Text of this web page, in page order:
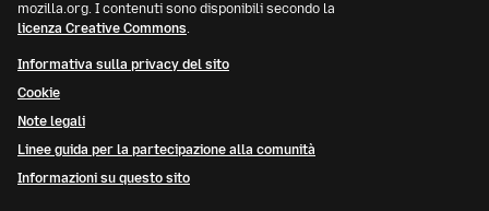
mozilla.org. I contenuti sono disponibili secondo la
licenza Creative Commons.
Informativa sulla privacy del sito
Cookie
Note legali
Linee guida per la partecipazione alla comunità
Informazioni su questo sito